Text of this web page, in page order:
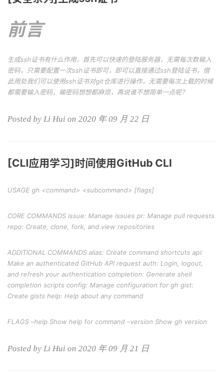
前言
生成ssh证书有什么作用，首先可以快速的登陆服务器，无需每次数输入
密码，只需要配置一次ssh证书即可，即可以直接通过ssh登陆证书，借
此用处我们可以使用ssh证书对git仓库进行操作，无需要每次上载的时候
都需要输入密码，输密码想想都麻烦，再说谁不想简单一点呢？
Posted by Li Hui on 2020 年 09 月 22 日
[CLI应用学习]时间使用GitHub CLI
USAGE gh <command> <subcommand> [flags]
CORE COMMANDS issue: Manage issues pr: Manage pull requests
repo: Create, clone, fork, and view repositories
ADDITIONAL COMMANDS alias: Create command shortcuts api:
Make an authenticated GitHub API request auth: Login, logout,
and refresh your authentication completion: Generate shell
completion scripts config: Manage configuration for gh gist:
Create gists help: Help about any command
FLAGS –help Show help for command –version Show gh version
Posted by Li Hui on 2020 年 09 月 21 日